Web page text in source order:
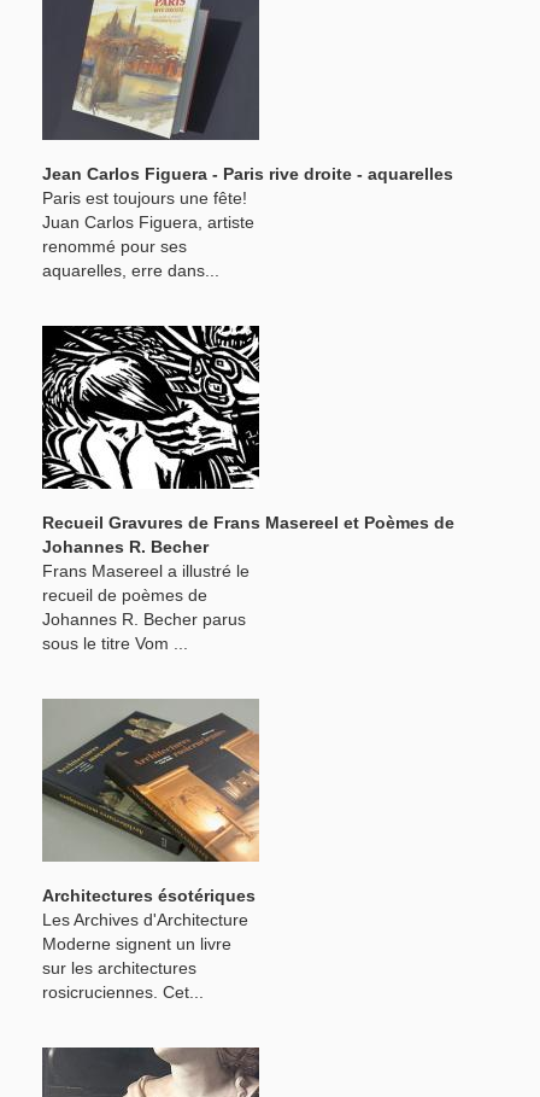
Jean Carlos Figuera - Paris rive droite - aquarelles
Paris est toujours une fête!
Juan Carlos Figuera, artiste
renommé pour ses
aquarelles, erre dans...
Recueil Gravures de Frans Masereel et Poèmes de
Johannes R. Becher
Frans Masereel a illustré le
recueil de poèmes de
Johannes R. Becher parus
sous le titre Vom ...
Architectures ésotériques
Les Archives d'Architecture
Moderne signent un livre
sur les architectures
rosicruciennes. Cet...